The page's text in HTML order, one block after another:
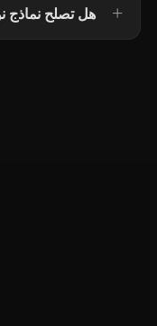
هل تصلح نماذج